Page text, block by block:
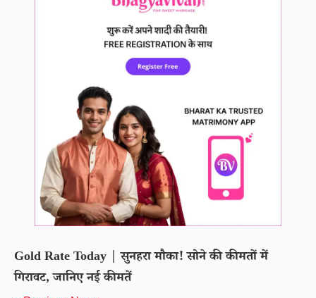
Gold Rate Today | सुनहरा मौका! सोने की कीमतों में
गिरावट, जानिए नई कीमतें